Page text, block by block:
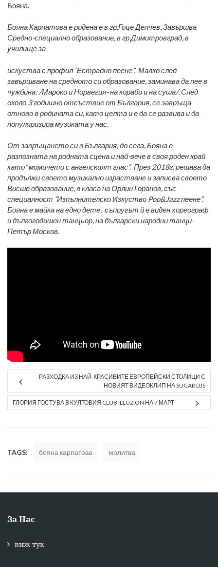
Бояна.
Бояна Карпатова е родена е в гр.Гоце Делчев. Завършва
Средно-специално образование, в гр.Димитровград, в
училище за
искуства с профил “Естрадно пеене”. Малко след
завършване на средното си образование, заминава да пее в
чужбина: /Мароко и Норвегия- на кораби и на суша/. След
около 3 годишно отсъствие от България, се завръща
отново в родината си, като целта и е да се развива и да
популяризира музиката у нас.
От завръщането си в България, до сега, Бояна е
разпозната на родната сцена и най-вече в своя роден край
като” момичето с ангелският глас”. През 2018г. решава да
продължи своето музикално израстване и записва своето
Висше образование, в класа на Орлин Горанов, със
специалност “Изпълнителско Изкуство Pop&Jazz пеене”.
Бояна е майка на едно дете, съпругът й е виден хореограф
и дългогодишен танцьор, на български народни танци-
Петър Москов.
РАЗХОДКА ИЗ НАЙ-КРАСИВИТЕ ЕВРОПЕЙСКИ СТОЛИЦИ С
НОВИЯТ ВИДЕОКЛИП НА SUGAR DJS
ГЛОРИЯ ГОСТУВА В КУЛТОВИЯ CLUB ILLUZION НА 7 МАРТ
TAGS: бояна карпатова молитва
За Нас
виж тук